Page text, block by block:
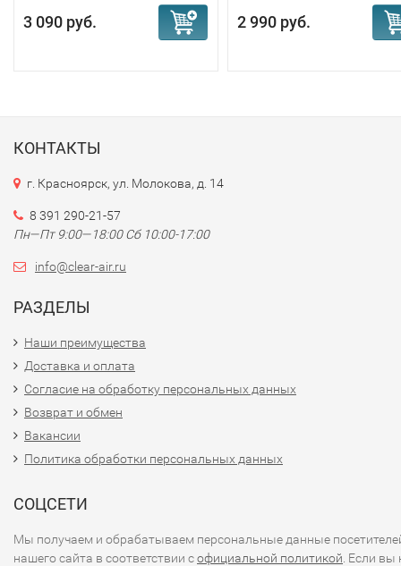
3 090 руб. 2 990 руб.
КОНТАКТЫ
г. Красноярск, ул. Молокова, д. 14
8 391 290-21-57
Пн—Пт 9:00—18:00 Сб 10:00-17:00
info@clear-air.ru
РАЗДЕЛЫ
Наши преимущества
Доставка и оплата
Согласие на обработку персональных данных
Возврат и обмен
Вакансии
Политика обработки персональных данных
СОЦСЕТИ
Мы получаем и обрабатываем персональные данные
нашего сайта в соответствии софициальной политикой . Если вы